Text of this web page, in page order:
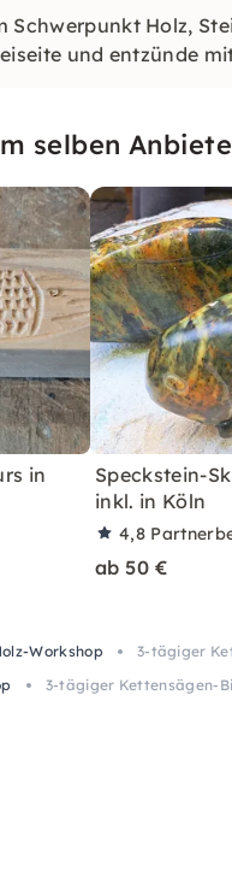
Schwerpunkt Holz,
und entzünde
selben
in
Speckstein-
inkl. in Köln
4,8
ab 50 €
Workshop
3-tägiger
3-tägiger Kettensägen-